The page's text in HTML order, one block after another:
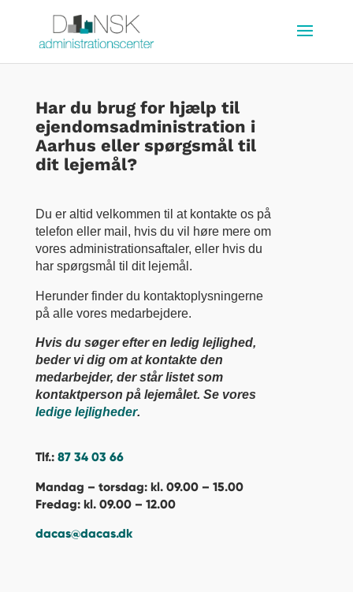
Har du brug for hjælp til
ejendomsadministration i
Aarhus eller spørgsmål til
dit lejemål?
Du er altid velkommen til at kontakte os på
telefon eller mail, hvis du vil høre mere om
vores administrationsaftaler, eller hvis du
har spørgsmål til dit lejemål.
Herunder finder du kontaktoplysningerne
på alle vores medarbejdere.
Hvis du søger efter en ledig lejlighed,
beder vi dig om at kontakte den
medarbejder, der står listet som
kontaktperson på lejemålet. Se vores
ledige lejligheder.
Tlf.: 87 34 03 66
Mandag – torsdag: kl. 09.00 – 15.00
Fredag: kl. 09.00 – 12.00
dacas@dacas.dk